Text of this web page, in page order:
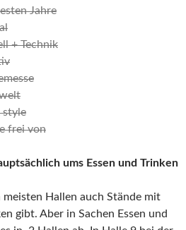
Jahre
+ Technik
style
frei von
ums Essen und Trinken
Hallen auch Stände mit
gibt. Aber in Sachen Essen und